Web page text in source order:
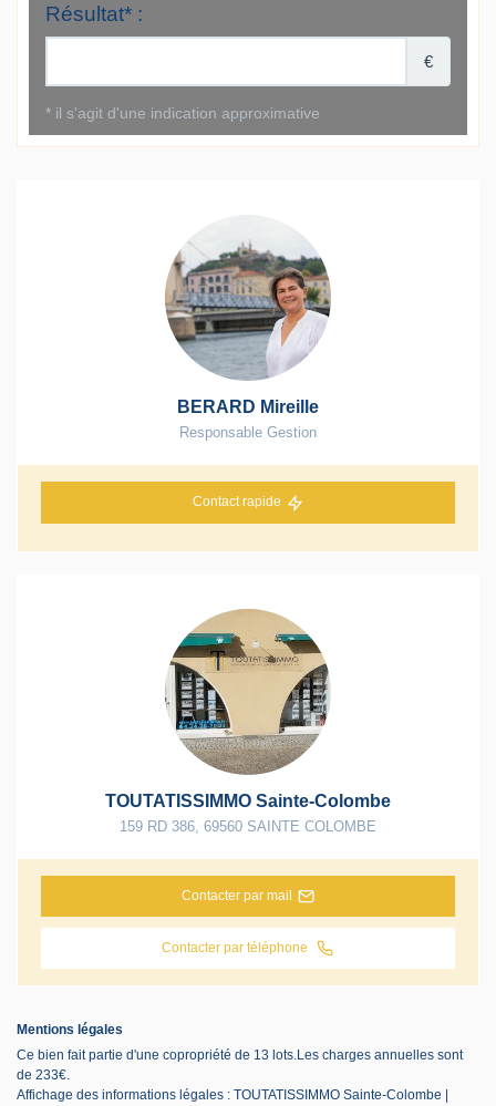
BERARD Mireille
Responsable Gestion
Contact rapide
TOUTATISSIMMO Sainte-Colombe
159 RD 386 69560 SAINTE COLOMBE
Contacter par mail
Contacter par téléphone
Mentions légales
Ce bien fait partie d'une copropriété de 13 lots.Les charges annuelles sont
de 233€.
Affichage des informations légales : TOUTATISSIMMO Sainte-Colombe |